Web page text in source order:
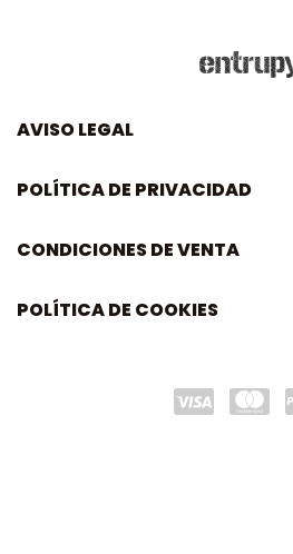
AVISO LEGAL
POLÍTICA DE PRIVACIDAD
CONDICIONES DE VENTA
POLÍTICA DE COOKIES